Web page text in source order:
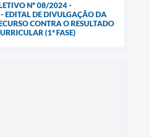
Nº 08/2024 -
EDITAL DE DIVULGAÇÃO DA
CONTRA O RESULTADO
(1ª FASE)